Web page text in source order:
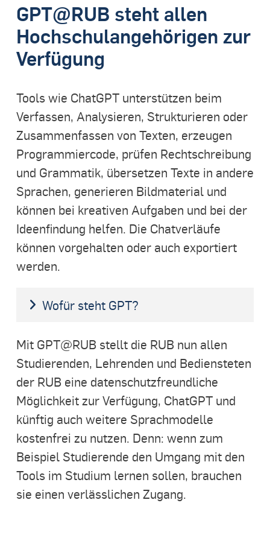
GPT@RUB steht allen
Hochschulangehörigen zur
Verfügung
Tools wie ChatGPT unterstützen beim
Verfassen, Analysieren, Strukturieren oder
Zusammenfassen von Texten, erzeugen
Programmiercode, prüfen Rechtschreibung
und Grammatik, übersetzen Texte in andere
Sprachen, generieren Bildmaterial und
können bei kreativen Aufgaben und bei der
Ideenfindung helfen. Die Chatverläufe
können vorgehalten oder auch exportiert
werden.
Wofür steht GPT?
Mit GPT@RUB stellt die RUB nun allen
Studierenden, Lehrenden und Bediensteten
der RUB eine datenschutzfreundliche
Möglichkeit zur Verfügung, ChatGPT und
künftig auch weitere Sprachmodelle
kostenfrei zu nutzen. Denn: wenn zum
Beispiel Studierende den Umgang mit den
Tools im Studium lernen sollen, brauchen
sie einen verlässlichen Zugang.